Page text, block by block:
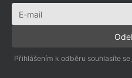
Přihlášením k odběru souhlasíte se